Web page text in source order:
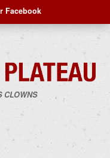
Facebook
CLOWNS